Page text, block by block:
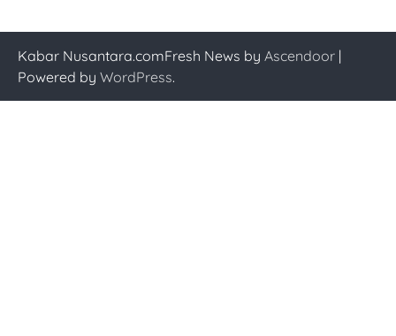
Kabar Nusantara.comFresh News by Ascendoor |
Powered by WordPress.